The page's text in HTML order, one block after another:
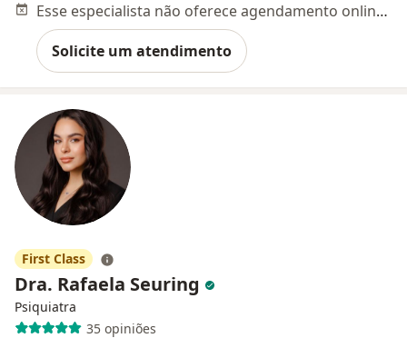
Esse especialista não oferece agendamento online para esse endereço.
Solicite um atendimento
First Class
Dra. Rafaela Seuring
Psiquiatra
35 opiniões